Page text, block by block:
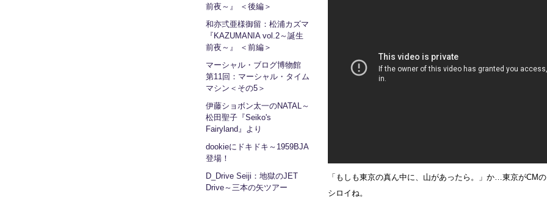
前夜～』 ＜後編＞
和亦弍亜様御留：松浦カズマ
『KAZUMANIA vol.2～誕生
前夜～』 ＜前編＞
マーシャル・ブログ博物館
第11回：マーシャル・タイム
マシン＜その5＞
伊藤ショボン太一のNATAL～
松田聖子『Seiko's
Fairyland』より
dookieにドキドキ～1959BJA
登場！
D_Drive Seiji：地獄のJET
Drive～三本の矢ツアー
「もしも東京の真ん中に、山があったら。」か…東京がCM
シロイね。